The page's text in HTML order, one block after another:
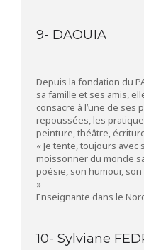
9- DAOUÏA
Depuis la fondation du
sa famille et ses amis,
consacre à l’une de
repoussées, les
peinture, théâtre,
« Je tente, toujours
moissonner du monde
poésie, son humour,
»
Enseignante dans le
10- Sylviane